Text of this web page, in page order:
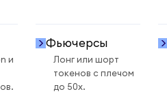
и
Фьючерсы
Лонг или шорт
токенов с плечом
до 50x.